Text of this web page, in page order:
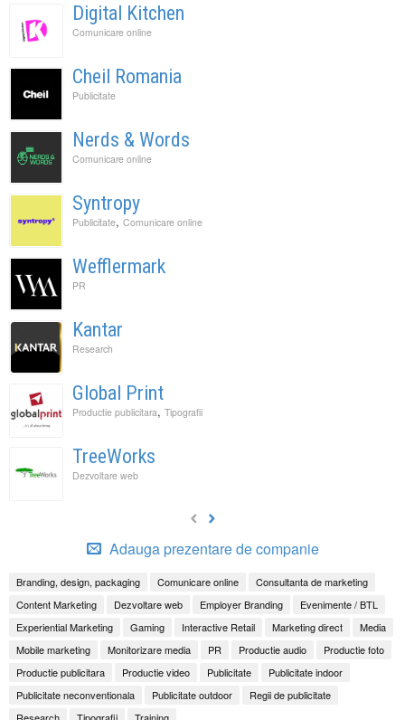
Digital Kitchen
Comunicare online
Cheil Romania
Publicitate
Nerds & Words
Comunicare online
Syntropy
Publicitate, Comunicare online
Wefflermark
PR
Kantar
Research
Global Print
Productie publicitara, Tipografii
TreeWorks
Dezvoltare web
Adauga prezentare de companie
Branding, design, packaging Comunicare online
Consultanta de marketing
Content Marketing
Dezvoltare web Employer Branding
Evenimente / BTL
Experiential Marketing
Gaming Interactive Retail Marketing direct
Media
Mobile marketing
Monitorizare media PR Productie audio
Productie foto
Productie publicitara
Productie video Publicitate
Publicitate indoor
Publicitate neconventionala
Publicitate outdoor
Regii de publicitate
Research
Tipografii Training